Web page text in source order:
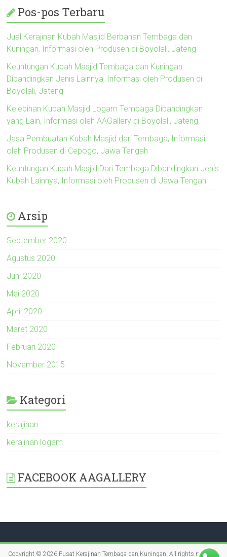
Pos-pos Terbaru
Jual Kerajinan Kubah Masjid Berbahan Tembaga dan
Kuningan, Informasi oleh Produsen di Boyolali, Jateng
Keuntungan Kubah Masjid Tembaga dan Kuningan
Dibandingkan Jenis Lainnya, Informasi oleh Produsen di
Boyolali, Jateng
Kelebihan Kubah Masjid Logam Tembaga Dibandingkan
yang Lain, Informasi oleh AAGallery di Boyolali, Jateng
Jasa Pembuatan Kubah Masjid dari Tembaga, Informasi
oleh Produsen di Cepogo, Jawa Tengah
Keuntungan Kubah Masjid Dari Tembaga Dibandingkan Jenis
Kubah Lainnya, Informasi oleh Produsen di Jawa Tengah
Arsip
September 2020
Agustus 2020
Juni 2020
Mei 2020
April 2020
Maret 2020
Februari 2020
November 2015
Kategori
kerajinan
kerajinan logam
FACEBOOK AAGALLERY
Copyright © 2026 Pusat Kerajinan Tembaga dan Kuningan. All rights reserved.